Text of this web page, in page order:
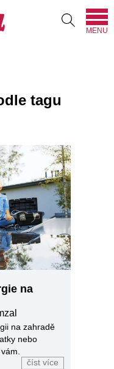
MENU
tagu
na
na zahradě
nebo
číst více